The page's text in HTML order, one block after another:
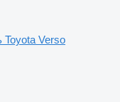
Toyota Verso